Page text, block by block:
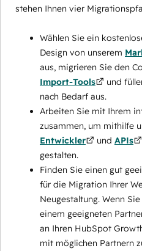
stehen Ihnen vier
Wählen Sie ein
Design von unserem
aus, migrieren Sie den
Import-Tools
und
nach Bedarf aus.
Arbeiten Sie mit Ihrem
zusammen, um mithilfe
Entwickler
und APIs
gestalten.
Finden Sie einen gut
für die Migration Ihrer
Neugestaltung. Wenn
einem geeigneten
an Ihren HubSpot
mit möglichen Partnern